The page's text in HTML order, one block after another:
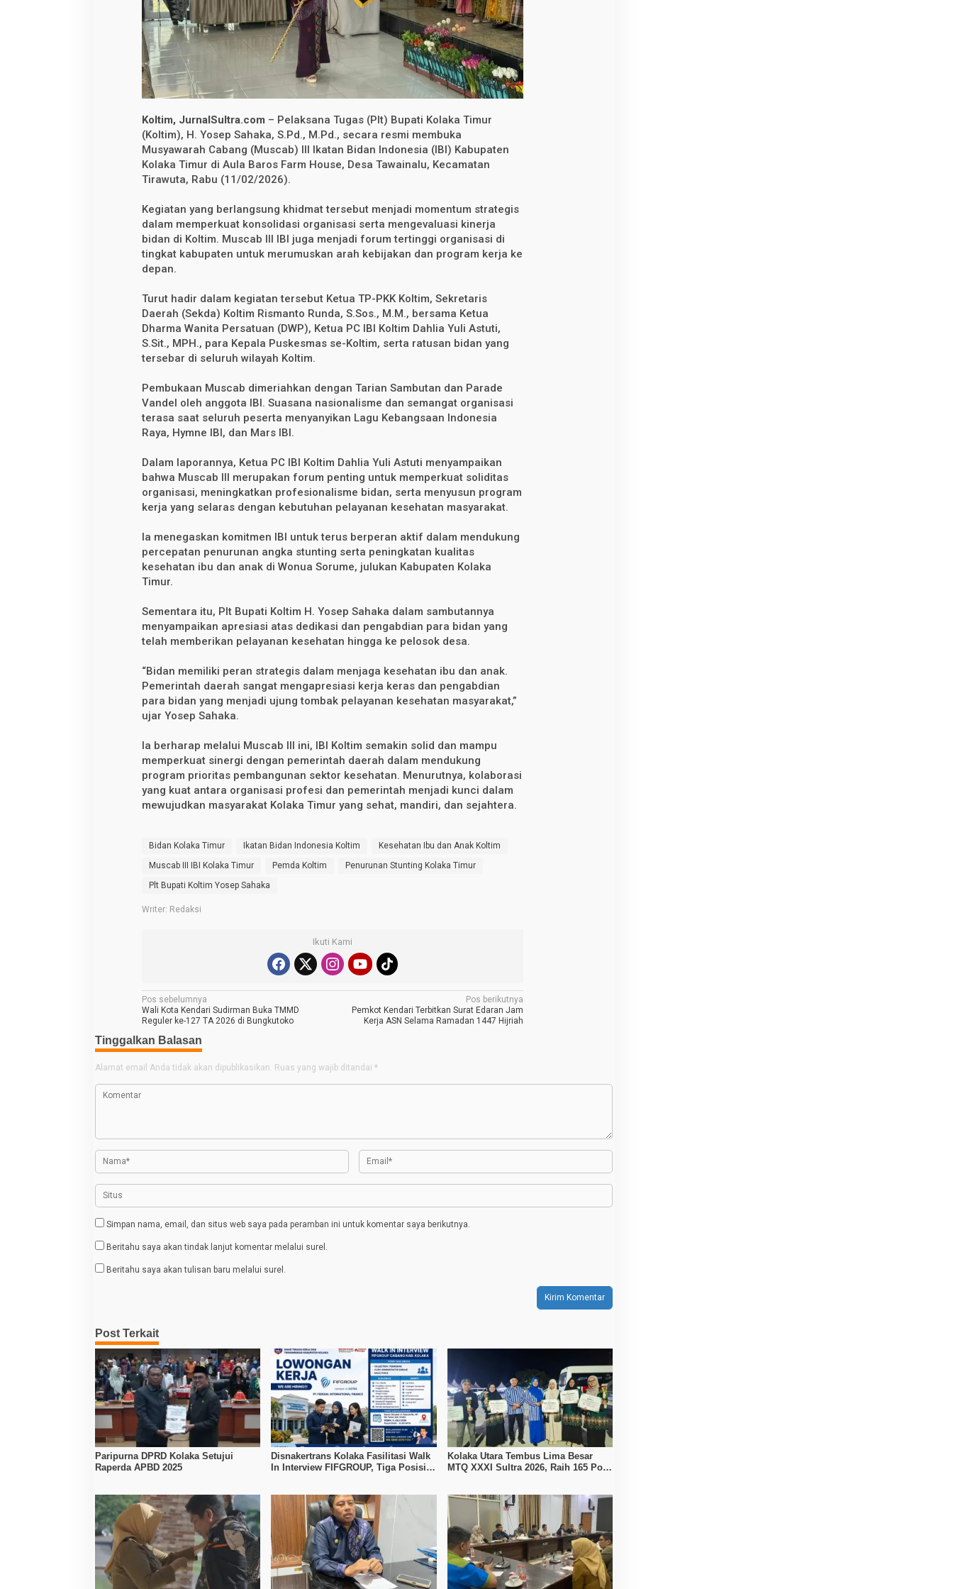
s
c
I
I
T
e
g
s
n
P
e
a
t
a
B
d
a
d
D
a
r
h
Koltim, JurnalSultra.com – Pelaksana Tugas (Plt) Bupati Kolaka Timur
(Koltim), H. Yosep Sahaka, S.Pd., M.Pd., secara resmi membuka
Musyawarah Cabang (Muscab) III Ikatan Bidan Indonesia (IBI) Kabupaten
Kolaka Timur di Aula Baros Farm House, Desa Tawainalu, Kecamatan
Tirawuta, Rabu (11/02/2026).
Kegiatan yang berlangsung khidmat tersebut menjadi momentum strategis
dalam memperkuat konsolidasi organisasi serta mengevaluasi kinerja
bidan di Koltim. Muscab III IBI juga menjadi forum tertinggi organisasi di
tingkat kabupaten untuk merumuskan arah kebijakan dan program kerja ke
depan.
Turut hadir dalam kegiatan tersebut Ketua TP-PKK Koltim, Sekretaris
Daerah (Sekda) Koltim Rismanto Runda, S.Sos., M.M., bersama Ketua
Dharma Wanita Persatuan (DWP), Ketua PC IBI Koltim Dahlia Yuli Astuti,
S.Sit., MPH., para Kepala Puskesmas se-Koltim, serta ratusan bidan yang
tersebar di seluruh wilayah Koltim.
Pembukaan Muscab dimeriahkan dengan Tarian Sambutan dan Parade
Vandel oleh anggota IBI. Suasana nasionalisme dan semangat organisasi
terasa saat seluruh peserta menyanyikan Lagu Kebangsaan Indonesia
Raya, Hymne IBI, dan Mars IBI.
Dalam laporannya, Ketua PC IBI Koltim Dahlia Yuli Astuti menyampaikan
bahwa Muscab III merupakan forum penting untuk memperkuat soliditas
organisasi, meningkatkan profesionalisme bidan, serta menyusun program
kerja yang selaras dengan kebutuhan pelayanan kesehatan masyarakat.
Ia menegaskan komitmen IBI untuk terus berperan aktif dalam mendukung
percepatan penurunan angka stunting serta peningkatan kualitas
kesehatan ibu dan anak di Wonua Sorume, julukan Kabupaten Kolaka
Timur.
Sementara itu, Plt Bupati Koltim H. Yosep Sahaka dalam sambutannya
menyampaikan apresiasi atas dedikasi dan pengabdian para bidan yang
telah memberikan pelayanan kesehatan hingga ke pelosok desa.
“Bidan memiliki peran strategis dalam menjaga kesehatan ibu dan anak.
Pemerintah daerah sangat mengapresiasi kerja keras dan pengabdian
para bidan yang menjadi ujung tombak pelayanan kesehatan masyarakat,”
ujar Yosep Sahaka.
Ia berharap melalui Muscab III ini, IBI Koltim semakin solid dan mampu
memperkuat sinergi dengan pemerintah daerah dalam mendukung
program prioritas pembangunan sektor kesehatan. Menurutnya, kolaborasi
yang kuat antara organisasi profesi dan pemerintah menjadi kunci dalam
mewujudkan masyarakat Kolaka Timur yang sehat, mandiri, dan sejahtera.
Bidan Kolaka Timur Ikatan Bidan Indonesia Koltim
Kesehatan Ibu dan Anak Koltim
Muscab III IBI Kolaka Timur
Pemda Koltim
Penurunan Stunting Kolaka Timur
Plt Bupati Koltim Yosep Sahaka
Writer: Redaksi
Ikuti Kami
N
a
v
i
p
o
s
Pos sebelumnya
Wali Kota Kendari Sudirman Buka TMMD
Reguler ke-127 TA 2026 di Bungkutoko
Pos berikutnya
Pemkot Kendari Terbitkan Surat Edaran Jam
Kerja ASN Selama Ramadan 1447 Hijriah
Tinggalkan Balasan
Alamat email Anda tidak akan dipublikasikan. Ruas yang wajib ditandai *
Simpan nama, email, dan situs web saya pada peramban ini untuk komentar saya berikutnya.
Beritahu saya akan tindak lanjut komentar melalui surel.
Beritahu saya akan tulisan baru melalui surel.
Post Terkait
Paripurna DPRD Kolaka Setujui
Raperda APBD 2025
Disnakertrans Kolaka Fasilitasi Walk
In Interview FIFGROUP, Tiga Posisi
Kolaka Utara Tembus Lima Besar
MTQ XXXI Sultra 2026, Raih 165 Poin